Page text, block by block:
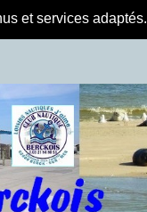
et services adaptés.